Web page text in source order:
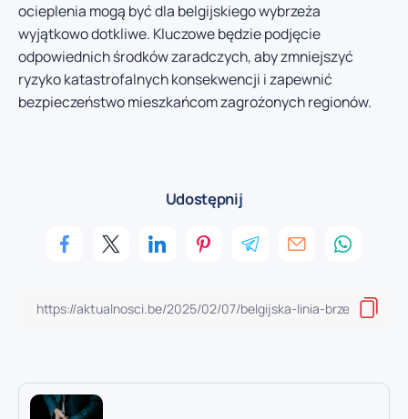
ocieplenia mogą być dla belgijskiego wybrzeża
wyjątkowo dotkliwe. Kluczowe będzie podjęcie
odpowiednich środków zaradczych, aby zmniejszyć
ryzyko katastrofalnych konsekwencji i zapewnić
bezpieczeństwo mieszkańcom zagrożonych regionów.
Udostępnij